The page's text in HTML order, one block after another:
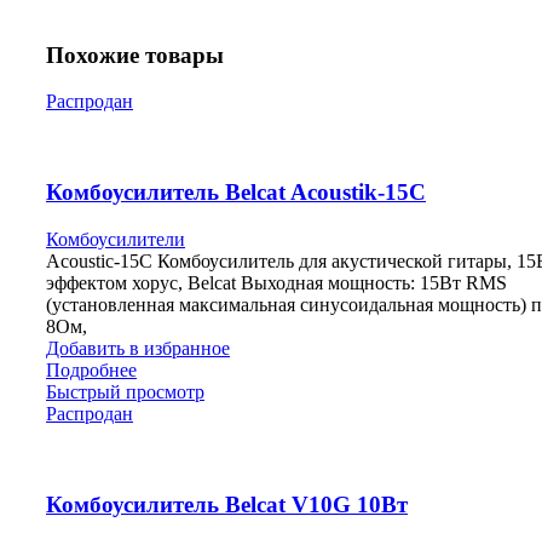
Похожие товары
Распродан
Комбоусилитель Belcat Acoustik-15C
Комбоусилители
Acoustic-15C Комбоусилитель для акустической гитары,
эффектом хорус, Belcat Выходная мощность: 15Вт RMS
(установленная максимальная синусоидальная мощность)
8Ом,
Добавить в избранное
Подробнее
Быстрый просмотр
Распродан
Комбоусилитель Belcat V10G 10Вт